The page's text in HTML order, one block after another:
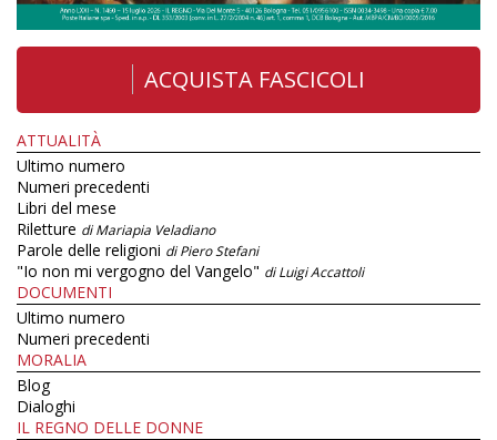
ACQUISTA FASCICOLI
ATTUALITÀ
Ultimo numero
Numeri precedenti
Libri del mese
Riletture di Mariapia Veladiano
Parole delle religioni di Piero Stefani
"Io non mi vergogno del Vangelo" di Luigi Accattoli
DOCUMENTI
Ultimo numero
Numeri precedenti
MORALIA
Blog
Dialoghi
IL REGNO DELLE DONNE